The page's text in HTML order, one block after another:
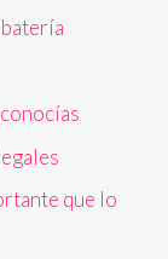
que lo